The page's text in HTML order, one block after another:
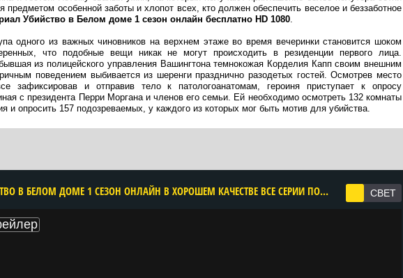
предметом особенной заботы и хлопот всех, кто должен обеспечить веселое и беззаботное
Убийство в Белом доме 1 сезон онлайн бесплатно HD 1080.
одного из важных чиновников на верхнем этаже во время вечеринки становится шоком
что подобные вещи никак не могут происходить в резиденции первого лица.
из полицейского управления Вашингтона темнокожая Корделия Капп своим внешним
поведением выбивается из шеренги празднично разодетых гостей. Осмотрев место
зафиксировав и отправив тело к патологоанатомам, героиня приступает к опросу
с президента Перри Моргана и членов его семьи. Ей необходимо осмотреть 132 комнаты
и опросить 157 подозреваемых, у каждого из которых мог быть мотив для убийства.
CМОТРЕТЬ УБИЙСТВО В БЕЛОМ ДОМЕ 1 СЕЗОН ОНЛАЙН В ХОРОШЕМ КАЧЕСТВЕ ВСЕ СЕРИИ ПОДРЯД БЕСПЛАТНО